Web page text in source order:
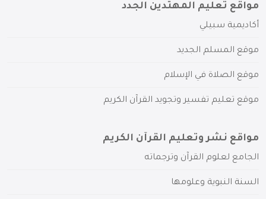
مواقع تعليم المهتدين الجدد
أكاديمية سبيلي
موقع المسلم الجديد
موقع الصلاة في الإسلام
موقع تعليم تفسير وتجويد القرآن الكريم
مواقع نشر وتعليم القرآن الكريم
الجامع لعلوم القرآن وترجماته
السنة النبوية وعلومها